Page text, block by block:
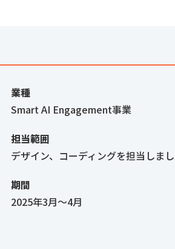
業種
Smart AI Engagement事業
担当範囲
デザイン、コーディングを担当しま
期間
2025年3月〜4月